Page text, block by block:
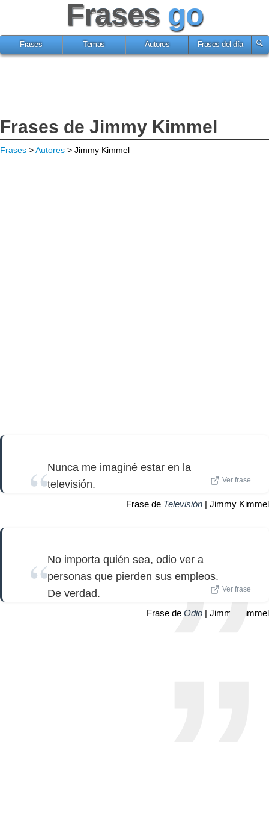
Frases go
Frases Temas Autores Frases del día
Frases de Jimmy Kimmel
Frases >Autores > Jimmy Kimmel
Nunca me imaginé estar en la
televisión.
Ver frase
Frase de Televisión | Jimmy Kimmel
No importa quién sea, odio ver a
personas que pierden sus empleos.
De verdad.
Ver frase
Frase de Odio | Jimmy Kimmel